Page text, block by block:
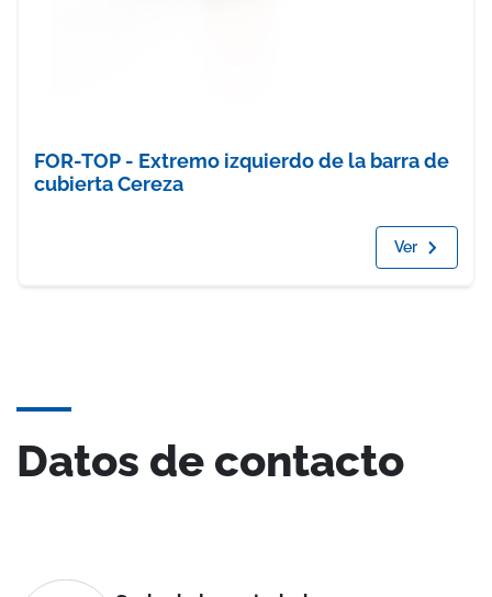
FOR-TOP - Extremo izquierdo de la barra de
cubierta Cereza
Ver
Datos de contacto